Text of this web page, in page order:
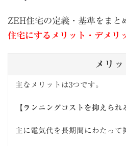
ZEH住宅の定義・基準をまと
住宅にするメリット・デメリ
メリッ
主なメリットは3つです。
【ランニングコストを抑えられ
主に電気代を長期間にわたって